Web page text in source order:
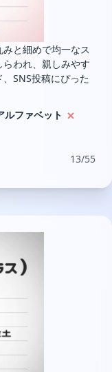
と細めで均一なス
らわれ、親しみやす
SNS投稿にぴった
ファベット
13/55